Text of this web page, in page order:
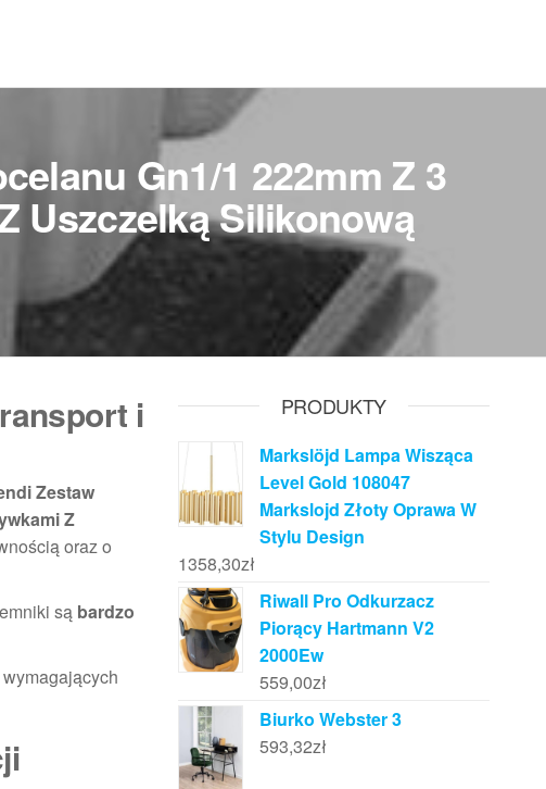
Gn1/1 222mm Z 3
Uszczelką Silikonową
i
Zestaw
Z
oraz o
są bardzo
PRODUKTY
Markslöjd Lampa Wisząca
Level Gold 108047
Markslojd Złoty Oprawa W
Stylu Design
1358,30zł
Riwall Pro Odkurzacz
Piorący Hartmann V2
2000Ew
559,00zł
Biurko Webster 3
593,32zł